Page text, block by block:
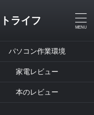
ライフ
パソコン作業環境
家電レビュー
本のレビュー